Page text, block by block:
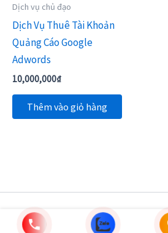
Dịch vụ chủ đạo
Dịch Vụ Thuê Tài Khoản
Quảng Cáo Google
Adwords
10,000,000₫
Thêm vào giỏ hàng
Copyright © 2026 | Powered